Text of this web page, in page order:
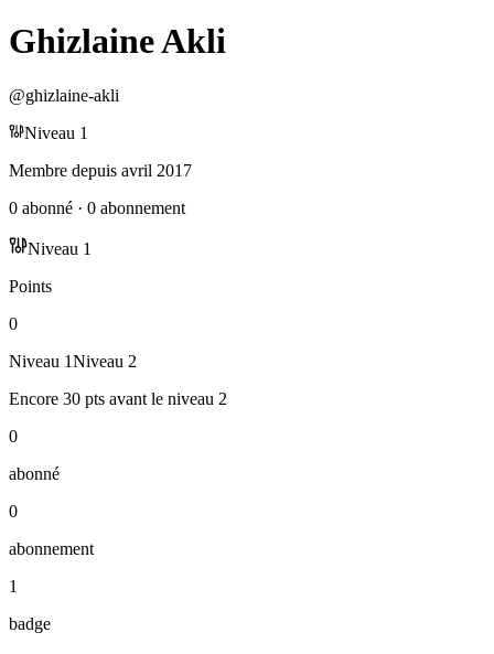
Ghizlaine Akli
@ghizlaine-akli
Niveau 1
Membre depuis avril 2017
0 abonné · 0 abonnement
Niveau 1
Points
0
Niveau 1Niveau 2
Encore 30 pts avant le niveau 2
0
abonné
0
abonnement
1
badge